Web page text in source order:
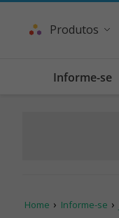
Produtos
Informe-se
Home Informe-se